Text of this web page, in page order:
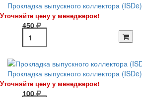
Прокладка выпускного коллектора (ISDe)
Уточняйте цену у менеджеров!
450
Прокладка выпускного коллектора (ISDe)
Уточняйте цену у менеджеров!
100